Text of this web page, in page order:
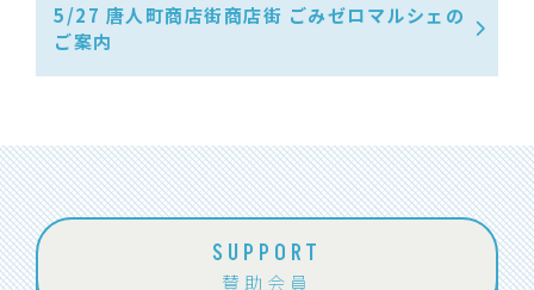
5/27 唐人町商店街商店街 ごみゼロマルシェの
ご案内
SUPPORT
賛助会員